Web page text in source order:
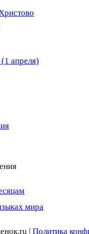
апреля)
мира
| Политика